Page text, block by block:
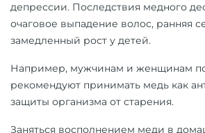
депрессии. Последствия медного
очаговое выпадение волос, ранняя
замедленный рост у детей.
Например, мужчинам и женщинам
рекомендуют принимать медь как
защиты организма от старения.
Заняться восполнением меди в